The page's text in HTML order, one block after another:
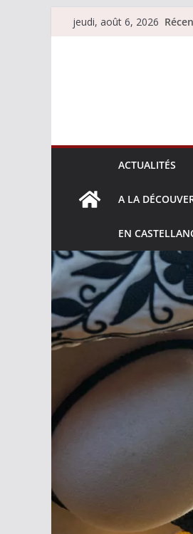
Passerjeudi, août 6, 2026
ACTUALITÉS
A LA
EN